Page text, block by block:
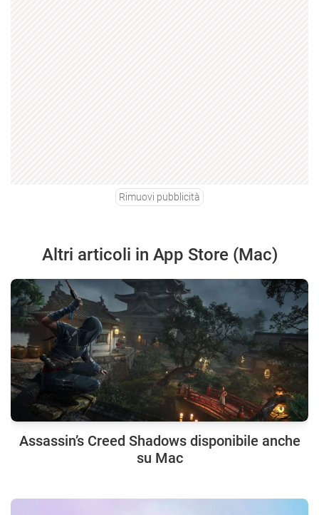
Rimuovi pubblicità
Altri articoli in App Store (Mac)
Assassin’s Creed Shadows disponibile anche
su Mac